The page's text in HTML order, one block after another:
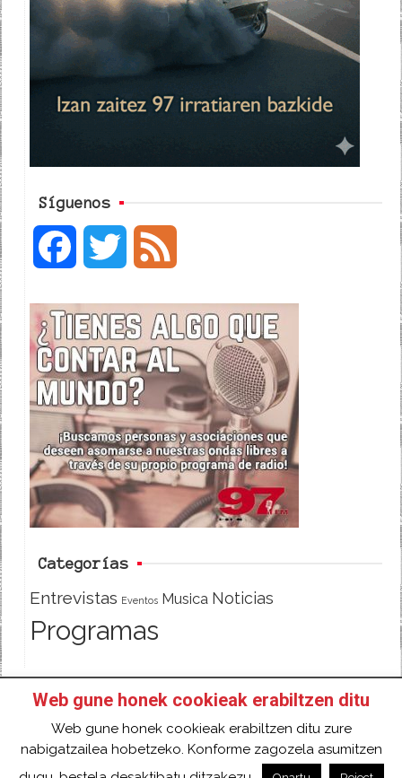
Síguenos
c
e
b
o
o
i
t
t
e
e
d
Categorías
Entrevistas Eventos Musica Noticias
Programas
INICIO HAZTE SOCI@!
FACEBOOK
TWITTER
CONTACTO ACCESO
2018 Gure eduki guztiak Creative Commons
Web gune honek cookieak erabiltzen ditu
Web gune honek cookieak erabiltzen ditu zure
nabigatzailea hobetzeko. Konforme zagozela asumitzen